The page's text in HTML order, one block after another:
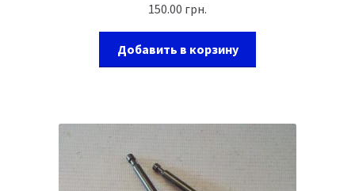
150.00 грн.
Добавить в корзину